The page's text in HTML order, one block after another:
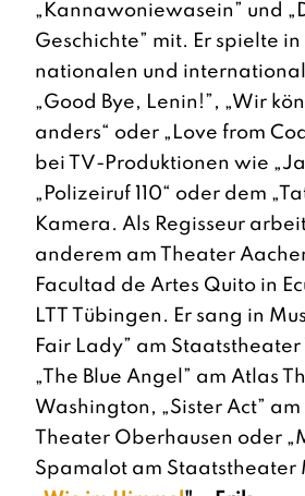
„Kannawoniewasein” und
Geschichte” mit. Er spielte
nationalen und
„Good Bye, Lenin!”, „Wir
anders“ oder „Love from
bei TV-Produktionen wie
„Polizeiruf 110“ oder dem
Kamera. Als Regisseur
anderem am Theater
Facultad de Artes Quito in
LTT Tübingen. Er sang in
Fair Lady” am
„The Blue Angel” am Atlas
Washington, „Sister Act”
Theater Oberhausen oder
Spamalot am Staatstheater